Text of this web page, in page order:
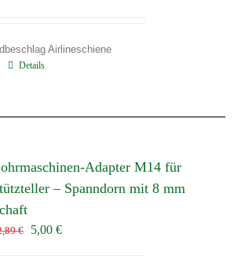
Airlineschiene
Details
Adapter M14 für
– Spanndorn mit 8 mm
€
Ursprünglicher
5,00€Aktueller